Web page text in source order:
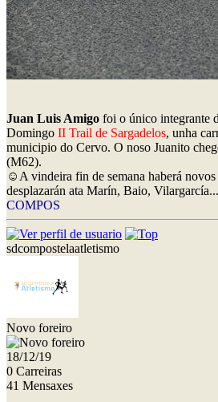
Juan Luis Amigo foi o único integrante
Domingo II Trail de Sargadelos, unha
municipio do Cervo. O noso Juanito
(M62).
☺️A vindeira fin de semana haberá novos
desplazarán ata Marín, Baio, Vilargarcía...
COMPOS
sdcompostelaatletismo
Novo foreiro
18/12/19
0 Carreiras
41 Mensaxes